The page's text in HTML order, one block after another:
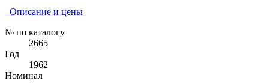
Описание и цены
№ по каталогу
2665
Год
1962
Номинал